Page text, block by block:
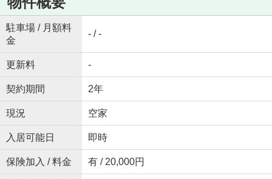
駐車場 / 月額料
金
- / -
更新料 -
契約期間 2年
現況 空家
入居可能日 即時
保険加入 / 料金 有 / 20,000円